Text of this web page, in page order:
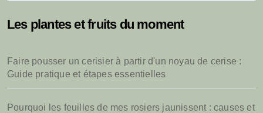
Les plantes et fruits du moment
Faire pousser un cerisier à partir d'un noyau de cerise :
Guide pratique et étapes essentielles
Pourquoi les feuilles de mes rosiers jaunissent : causes et